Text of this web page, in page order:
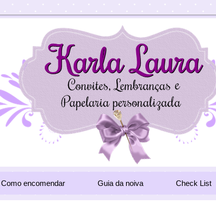
Como encomendar Guia da noiva Check List